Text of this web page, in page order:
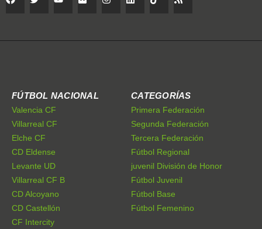
FÚTBOL NACIONAL
Valencia CF
Villarreal CF
Elche CF
CD Eldense
Levante UD
Villarreal CF B
CD Alcoyano
CD Castellón
CF Intercity
CATEGORÍAS
Primera Federación
Segunda Federación
Tercera Federación
Fútbol Regional
juvenil División de Honor
Fútbol Juvenil
Fútbol Base
Fútbol Femenino